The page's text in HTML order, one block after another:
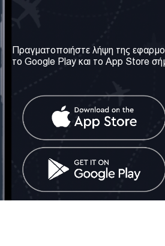
Σχετικά με εμάς
Οι Υπηρεσίες μας
Επικοινωνήστε μαζί μας
Ηνωμένο Βασίλειο: Λονδίνο
Τηλ: +442030340050
info@mobinex.com
Επικοινωνήστε μαζί μας
Πραγματοποιήστε λήψη της
το Google Play και το App Store